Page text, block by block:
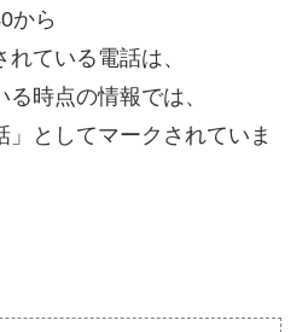
から
ている電話は、
時点の情報では、
」としてマークされていま